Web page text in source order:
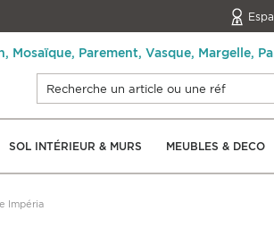
Mosaïque, Parement, Vasque, Margelle,
SOL INTÉRIEUR & MURS MEUBLES & DECO
Impéria